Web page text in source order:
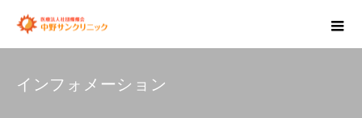
インフォメーション